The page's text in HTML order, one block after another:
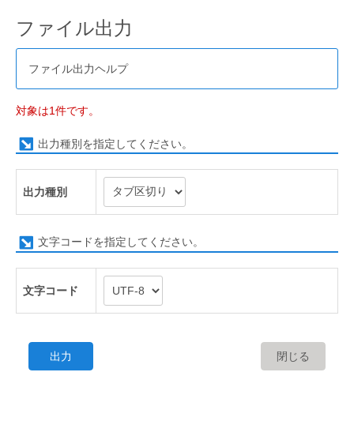
ファイル出力
ファイル出力ヘルプ
対象は1件です。
出力種別を指定してください。
出力種別
文字コードを指定してください。
文字コード